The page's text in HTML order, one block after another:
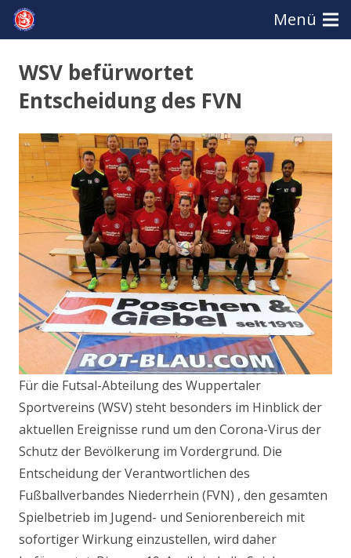
Menü
WSV befürwortet
Entscheidung des FVN
Für die Futsal-Abteilung des Wuppertaler
Sportvereins (WSV) steht besonders im Hinblick der
aktuellen Ereignisse rund um den Corona-Virus der
Schutz der Bevölkerung im Vordergrund. Die
Entscheidung der Verantwortlichen des
Fußballverbandes Niederrhein (FVN) , den gesamten
Spielbetrieb im Jugend- und Seniorenbereich mit
sofortiger Wirkung einzustellen, wird daher